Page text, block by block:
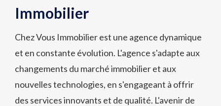
Immobilier
Chez Vous Immobilier est une agence dynamique
et en constante évolution. L'agence s'adapte aux
changements du marché immobilier et aux
nouvelles technologies, en s'engageant à offrir
des services innovants et de qualité. L'avenir de